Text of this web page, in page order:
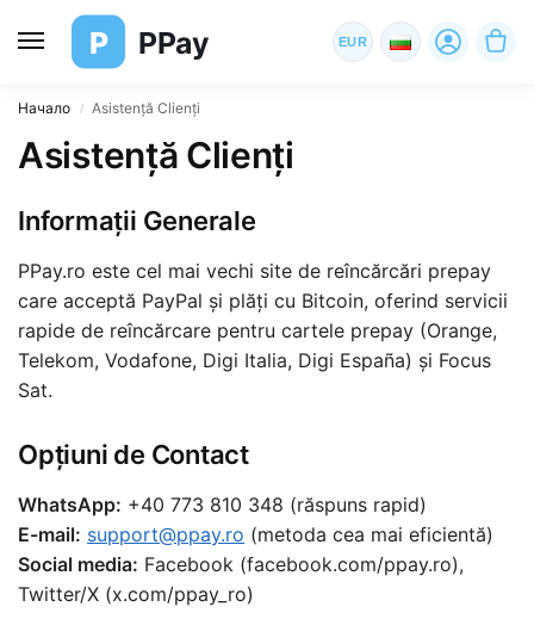
P PPay EUR
Начало / Asistență Clienți
Asistență Clienți
Informații Generale
PPay.ro este cel mai vechi site de reîncărcări prepay
care acceptă PayPal și plăți cu Bitcoin, oferind servicii
rapide de reîncărcare pentru cartele prepay (Orange,
Telekom, Vodafone, Digi Italia, Digi España) și Focus
Sat.
Opțiuni de Contact
WhatsApp: +40 773 810 348 (răspuns rapid)
E-mail: support@ppay.ro (metoda cea mai eficientă)
Social media: Facebook (facebook.com/ppay.ro),
Twitter/X (x.com/ppay_ro)